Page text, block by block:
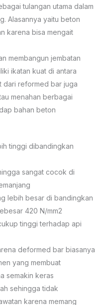
tulangan utama dalam
Alasannya yaitu beton
karena bisa mengait
membangun jembatan
ikatan kuat di antara
dari reformed bar juga
menahan berbagai
bahan beton
tinggi dibandingkan
sangat cocok di
lebih besar di bandingkan
420 N/mm2
tinggi terhadap api
deformed bar biasanya
yang membuat
semakin keras
sehingga tidak
karena memang